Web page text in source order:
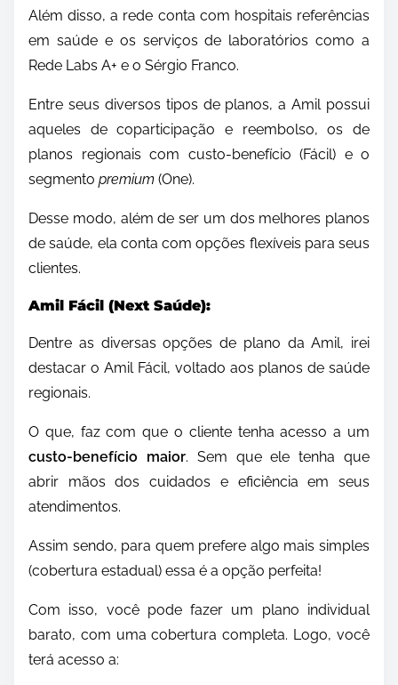
Além disso, a rede conta com hospitais referências
em saúde e os serviços de laboratórios como a
Rede Labs A+ e o Sérgio Franco.
Entre seus diversos tipos de planos, a Amil possui
aqueles de coparticipação e reembolso, os de
planos regionais com custo-benefício (Fácil) e o
segmento premium (One).
Desse modo, além de ser um dos melhores planos
de saúde, ela conta com opções flexíveis para seus
clientes.
Amil Fácil (Next Saúde):
Dentre as diversas opções de plano da Amil, irei
destacar o Amil Fácil, voltado aos planos de saúde
regionais.
O que, faz com que o cliente tenha acesso a um
custo-benefício maior. Sem que ele tenha que
abrir mãos dos cuidados e eficiência em seus
atendimentos.
Assim sendo, para quem prefere algo mais simples
(cobertura estadual) essa é a opção perfeita!
Com isso, você pode fazer um plano individual
barato, com uma cobertura completa. Logo, você
terá acesso a: